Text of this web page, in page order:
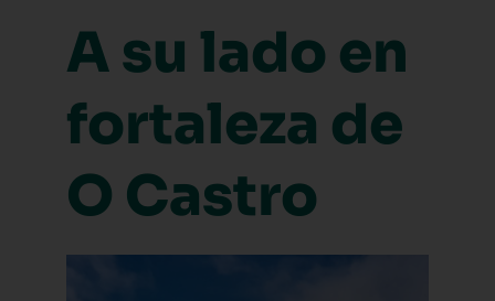
A su lado en
fortaleza de
O Castro